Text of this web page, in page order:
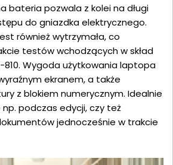
bateria pozwala z kolei na długi
do gniazdka elektrycznego.
również wytrzymała, co
testów wchodzących w skład
810. Wygoda użytkowania laptopa
ekranem, a także
z blokiem numerycznym. Idealnie
podczas edycji, czy też
jednocześnie w trakcie